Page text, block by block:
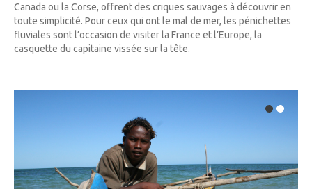
Canada ou la Corse, offrent des criques sauvages à découvrir en
toute simplicité. Pour ceux qui ont le mal de mer, les pénichettes
fluviales sont l’occasion de visiter la France et l’Europe, la
casquette du capitaine vissée sur la tête.